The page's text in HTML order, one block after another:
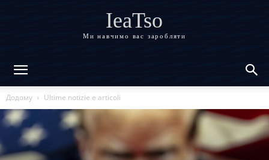
IeaTso
Ми навчимо вас заробляти
Додому Ultime notizie e articoli